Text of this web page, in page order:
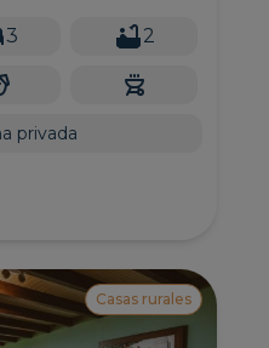
zona residencial
3 2
privada
Casas rurales